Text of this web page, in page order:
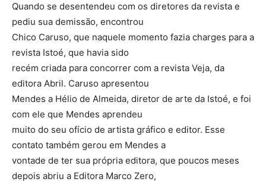
Quando se desentendeu com os diretores da revista e
pediu sua demissão, encontrou
Chico Caruso, que naquele momento fazia charges para a
revista Istoé, que havia sido
recém criada para concorrer com a revista Veja, da
editora Abril. Caruso apresentou
Mendes a Hélio de Almeida, diretor de arte da Istoé, e foi
com ele que Mendes aprendeu
muito do seu ofício de artista gráfico e editor. Esse
contato também gerou em Mendes a
vontade de ter sua própria editora, que poucos meses
depois abriu a Editora Marco Zero,